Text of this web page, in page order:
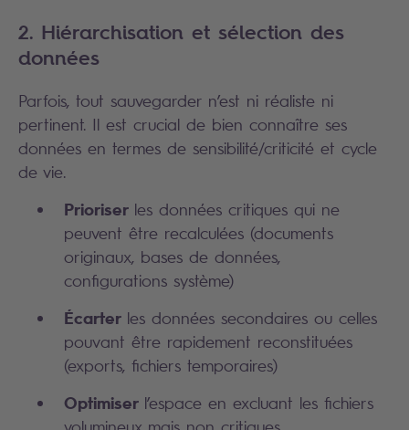
2. Hiérarchisation et sélection des
données
Parfois, tout sauvegarder n’est ni réaliste ni
pertinent. Il est crucial de bien connaître ses
données en termes de sensibilité/criticité et cycle
de vie.
Prioriser les données critiques qui ne
peuvent être recalculées (documents
originaux, bases de données,
configurations système)
Écarter les données secondaires ou celles
pouvant être rapidement reconstituées
(exports, fichiers temporaires)
Optimiser l’espace en excluant les fichiers